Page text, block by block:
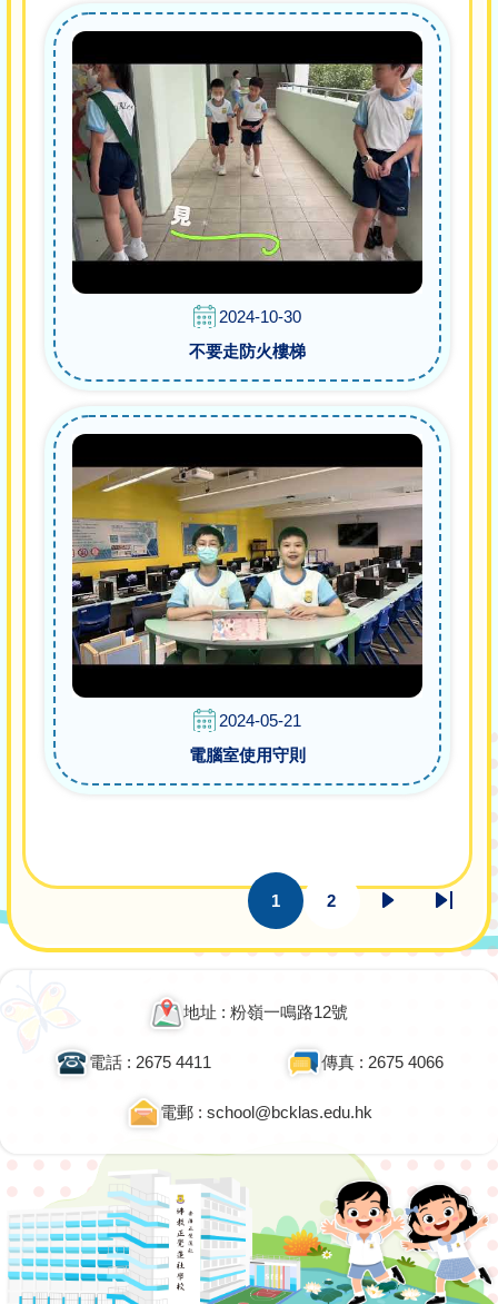
2024-10-30
不要走防火樓梯
2024-05-21
電腦室使用守則
Pagination
目
前
頁
1
頁
2
下
頁
Last
page
地址 : 粉嶺一鳴路12號
電話 : 2675 4411 傳真 : 2675 4066
電郵 : school@bcklas.edu.hk